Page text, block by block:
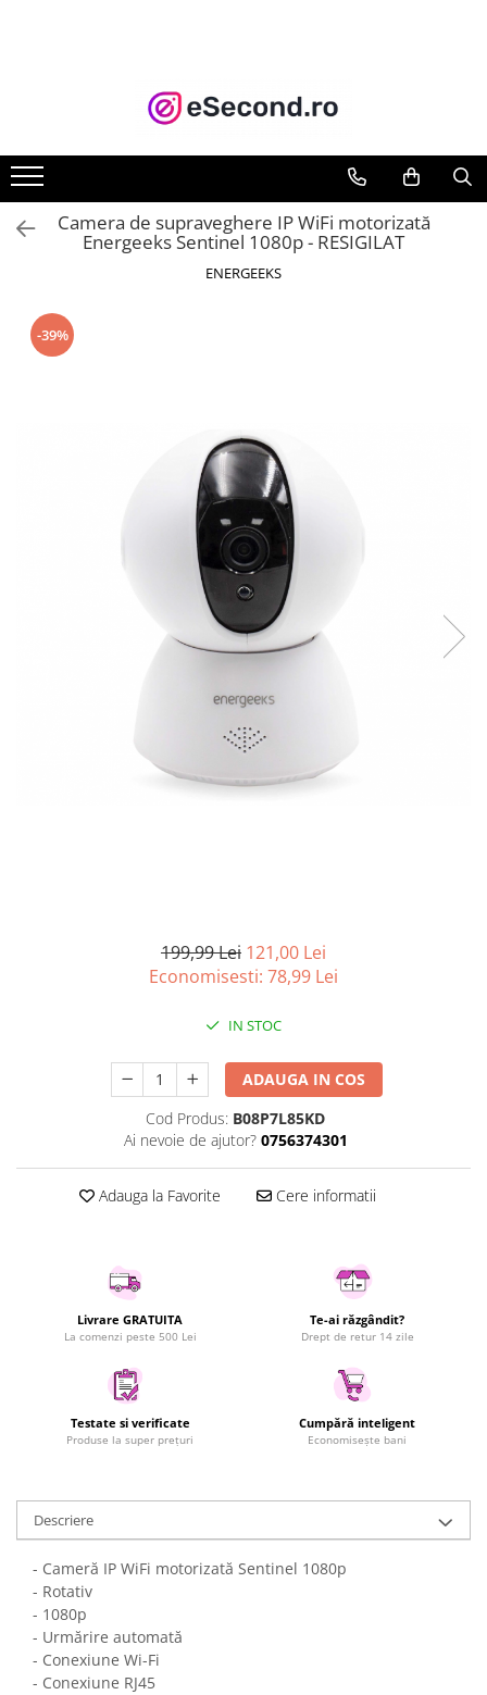
Accesorii Auto
Anvelope & Jante
Covorase auto
Echipamente pentru Atelier
Moto
Reparatii si echipamente auto
Mobila Living & Dining
Utilaje si materiale de constructii
Laptopuri si Accesorii
Telefoane Mobile & accesorii
Wearable & Gadgeturi
Electrocasnice & Climatizare
Accesorii si piese masini spalat
Aparate Frigorifice
Aparate Racire Aer
Aragaze si cuptoare cu microunde
Climatizare & sisteme de incalzire
Electrocasnice pentru Bucatarie
Ingrijire Locuinta
Purificatoare de aer
Fashion
Bijuterii
Ceasuri barbatesti
Ceasuri dama
Cutii, curele si accesorii ceasuri
Camera de supraveghere IP WiFi motorizată
Energeeks Sentinel 1080p - RESIGILAT
ENERGEEKS
-39%
199,99 Lei 121,00 Lei
Economisesti: 78,99 Lei
IN STOC
ADAUGA IN COS
Cod Produs: B08P7L85KD
Ai nevoie de ajutor? 0756374301
Adauga la Favorite Cere informatii
Livrare GRATUITA
La comenzi peste 500 Lei
Te-ai răzgândit?
Drept de retur 14 zile
Testate si verificate
Produse la super prețuri
Cumpără inteligent
Economisește bani
Descriere
- Cameră IP WiFi motorizată Sentinel 1080p
- Rotativ
- 1080p
- Urmărire automată
- Conexiune Wi-Fi
- Conexiune RJ45